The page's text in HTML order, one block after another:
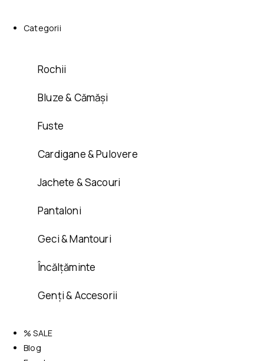
Categorii
Rochii
Bluze & Cămăși
Fuste
Cardigane & Pulovere
Jachete & Sacouri
Pantaloni
Geci & Mantouri
Încălțăminte
Genți & Accesorii
% SALE
Blog